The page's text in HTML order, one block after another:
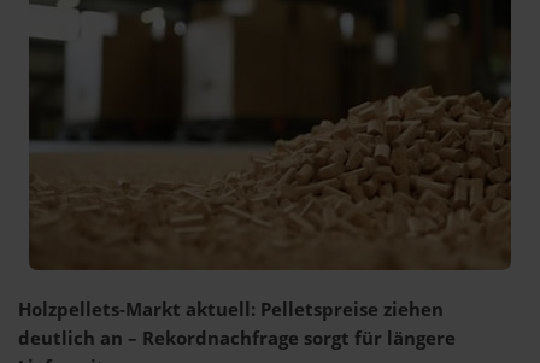
Holzpellets-Markt aktuell: Pelletspreise ziehen
deutlich an – Rekordnachfrage sorgt für längere